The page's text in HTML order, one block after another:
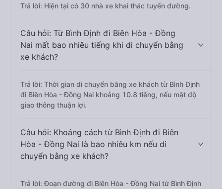
Trả lời: Hiện tại có 30 nhà xe khai thác tuyến đường.
Câu hỏi: Từ Bình Định đi Biên Hòa - Đồng
Nai mất bao nhiêu tiếng khi di chuyển bằng
xe khách?
Trả lời: Thời gian di chuyển bằng xe khách từ Bình Định
đi Biên Hòa - Đồng Nai khoảng 10.8 tiếng, nếu mật độ
giao thông thuận lợi.
Câu hỏi: Khoảng cách từ Bình Định đi Biên
Hòa - Đồng Nai là bao nhiêu km nếu di
chuyển bằng xe khách?
Trả lời: Đoạn đường đi Biên Hòa - Đồng Nai từ Bình Định